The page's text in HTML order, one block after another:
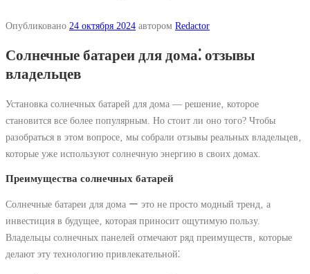
Опубликовано 24 октября 2024 автором Redactor
Солнечные батареи для дома⁚ отзывы
владельцев
Установка солнечных батарей для дома ― решение‚ которое
становится все более популярным. Но стоит ли оно того? Чтобы
разобраться в этом вопросе‚ мы собрали отзывы реальных владельцев‚
которые уже используют солнечную энергию в своих домах.
Преимущества солнечных батарей
Солнечные батареи для дома ー это не просто модный тренд‚ а
инвестиция в будущее‚ которая приносит ощутимую пользу.
Владельцы солнечных панелей отмечают ряд преимуществ‚ которые
делают эту технологию привлекательной⁚